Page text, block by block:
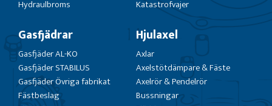
Hydraulbroms
Katastrofvajer
Gasfjädrar
Gasfjäder AL-KO
Gasfjäder STABILUS
Gasfjäder Övriga fabrikat
Fästbeslag
Hjulaxel
Axlar
Axelstötdämpare & Fäste
Axelrör & Pendelrör
Bussningar